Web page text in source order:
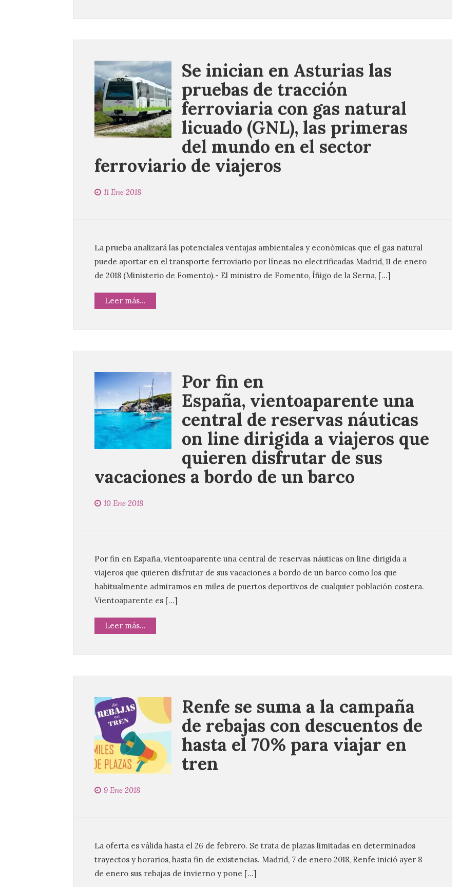
Se inician en Asturias las
pruebas de tracción
ferroviaria con gas natural
licuado (GNL), las primeras
del mundo en el sector
ferroviario de viajeros
11 Ene 2018
La prueba analizará las potenciales ventajas ambientales y económicas que el gas natural
puede aportar en el transporte ferroviario por líneas no electrificadas Madrid, 11 de enero
de 2018 (Ministerio de Fomento).- El ministro de Fomento, Íñigo de la Serna, […]
Leer más...
Por fin en
España, vientoaparente una
central de reservas náuticas
on line dirigida a viajeros que
quieren disfrutar de sus
vacaciones a bordo de un barco
10 Ene 2018
Por fin en España, vientoaparente una central de reservas náuticas on line dirigida a
viajeros que quieren disfrutar de sus vacaciones a bordo de un barco como los que
habitualmente admiramos en miles de puertos deportivos de cualquier población costera.
Vientoaparente es […]
Leer más...
Renfe se suma a la campaña
de rebajas con descuentos de
hasta el 70% para viajar en
tren
9 Ene 2018
La oferta es válida hasta el 26 de febrero. Se trata de plazas limitadas en determinados
trayectos y horarios, hasta fin de existencias. Madrid, 7 de enero 2018, Renfe inició ayer 8
de enero sus rebajas de invierno y pone […]